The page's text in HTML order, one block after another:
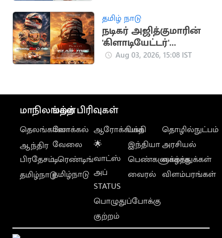
தமிழ் நாடு
நடிகர் அஜித்குமாரின்
'கிளாடியேட்டர்'
ஆவணப்படத்தின்
Aug 03, 2026, 15:08 IST
மாநிலங்கள்
தெலங்கானா
ஆந்திர
பிரதேசம்
தமிழ்நாடு
மற்ற பிரிவுகள்
லோக்கல்
வேலை
டிரெண்டிங்
தமிழ்நாடு
ஆரோக்கியம்
🌟
வாட்ஸ்
அப்
STATUS
பொழுதுப்போக்கு
குற்றம்
பக்தி
இந்தியா
பெண்களுக்காக
வைரல்
தொழில்நுட்பம்
அரசியல்
வாழ்த்துக்கள்
விளம்பரங்கள்